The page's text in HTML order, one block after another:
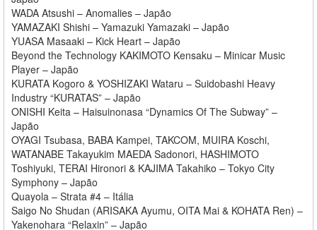
WADA Atsushi – Anomalies – Japão
YAMAZAKI Shishi – Yamazuki Yamazaki – Japão
YUASA Masaaki – Kick Heart – Japão
Beyond the Technology KAKIMOTO Kensaku – Minicar Music
Player – Japão
KURATA Kogoro & YOSHIZAKI Wataru – Suidobashi Heavy
Industry “KURATAS” – Japão
ONISHI Keita – Haisuinonasa “Dynamics Of The Subway” –
Japão
OYAGI Tsubasa, BABA Kampei, TAKCOM, MUIRA Koschi,
WATANABE Takayukim MAEDA Sadonori, HASHIMOTO
Toshiyuki, TERAI Hironori & KAJIMA Takahiko – Tokyo City
Symphony – Japão
Quayola – Strata #4 – Itália
Saigo No Shudan (ARISAKA Ayumu, OITA Mai & KOHATA Ren) –
Yakenohara “Relaxin” – Japão